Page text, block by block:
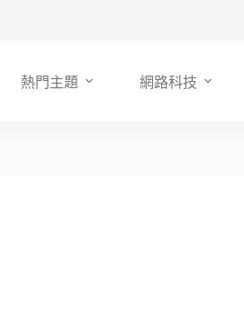
熱門主題 網路科技